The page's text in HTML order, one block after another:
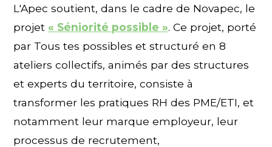
L'Apec soutient, dans le cadre de Novapec, le
projet« Séniorité possible ». Ce projet, porté
par Tous tes possibles et structuré en 8
ateliers collectifs, animés par des structures
et experts du territoire, consiste à
transformer les pratiques RH des PME/ETI, et
notamment leur marque employeur, leur
processus de recrutement,